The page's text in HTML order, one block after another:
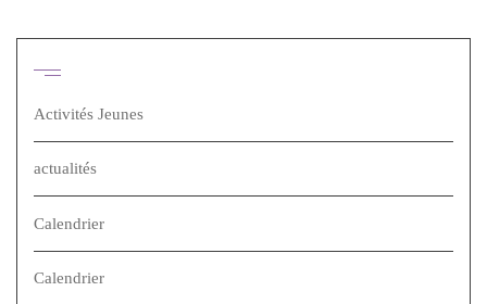
Activités Jeunes
actualités
Calendrier
Calendrier